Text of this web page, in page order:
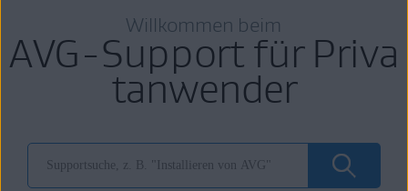
Willkommen beim
AVG-Support für Priva
tanwender